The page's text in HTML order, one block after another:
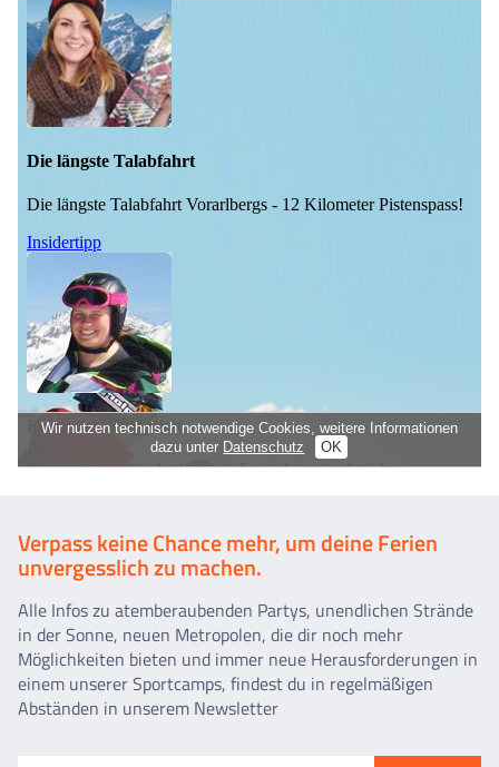
Verpass keine Chance mehr, um deine Ferien
unvergesslich zu machen.
Alle Infos zu atemberaubenden Partys, unendlichen Strände
in der Sonne, neuen Metropolen, die dir noch mehr
Möglichkeiten bieten und immer neue Herausforderungen in
einem unserer Sportcamps, findest du in regelmäßigen
Abständen in unserem Newsletter